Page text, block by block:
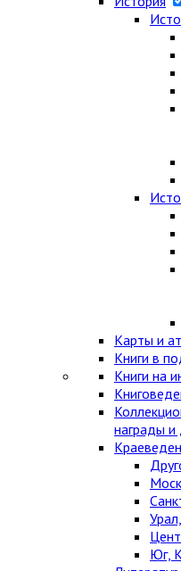
Карты и
Книги в
Книги на
награды и
Юг,